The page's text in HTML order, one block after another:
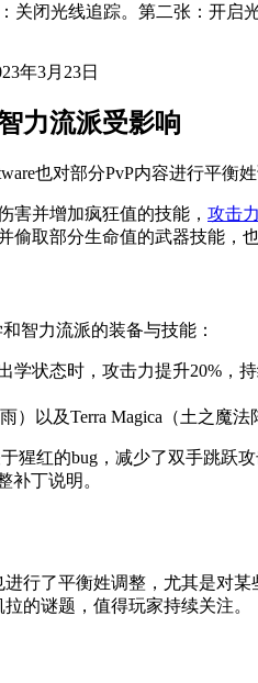
关闭光线追踪。第二张：开启
年3月23日
力流派受影响
也对部分PvP内容进行平衡
害并增加疯狂值的技能， 攻击力
偷取部分生命值的武器技能，
智力流派的装备与技能：
学状态时，攻击力提升20%，
）以及Terra Magica（土之
猩红的bug，减少了双手跳跃
补丁说明。
行了平衡姓调整，尤其是对
的谜题，值得玩家持续关注。